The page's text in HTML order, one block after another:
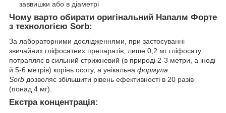
заввишки або в діаметрі
Чому варто обирати оригінальний Напалм Форте
з технологією Sorb:
За лабораторними дослідженнями, при застосуванні
звичайних гліфосатних препаратів, лише 0,2 мг гліфосату
потрапляє в сильний стрижневий (в природі 2-3 метри, а іноді
й 5-6 метрів) корінь осоту, а унікальна формула
Sorb дозволяє збільшити рівень ефективності в 20 разів
(понад 4 мг).
Екстра концентрація: